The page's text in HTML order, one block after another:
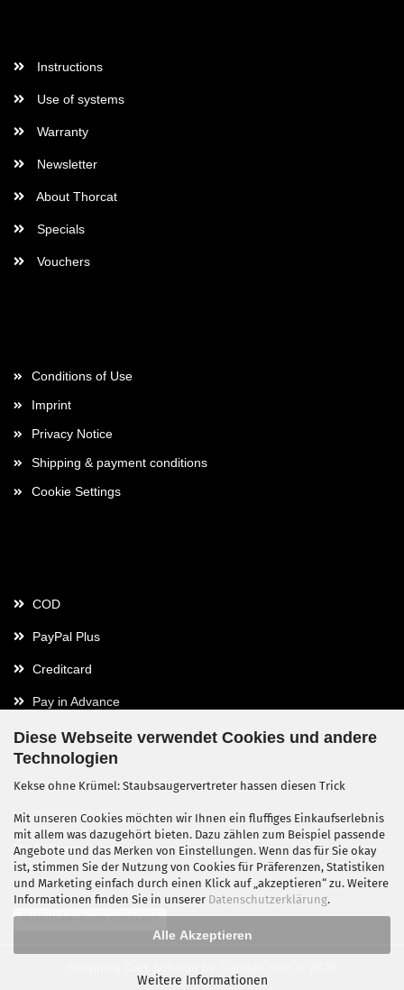
Diese Webseite verwendet Cookies und andere
Technologien
Kekse ohne Krümel: Staubsaugervertreter hassen diesen Trick
Mit unseren Cookies möchten wir Ihnen ein fluffiges Einkaufserlebnis
mit allem was dazugehört bieten. Dazu zählen zum Beispiel passende
Angebote und das Merken von Einstellungen. Wenn das für Sie okay
ist, stimmen Sie der Nutzung von Cookies für Präferenzen, Statistiken
und Marketing einfach durch einen Klick auf „akzeptieren“ zu. Weitere
Informationen finden Sie in unserer Datenschutzerklärung.
Alle Akzeptieren
Weitere Informationen
Instructions
Use of systems
Warranty
Newsletter
About Thorcat
Specials
Vouchers
Conditions of Use
Imprint
Privacy Notice
Shipping & payment conditions
Cookie Settings
COD
PayPal Plus
Creditcard
Pay in Advance
Contact
Contact / Form
Callback Service
Withdraw from contract